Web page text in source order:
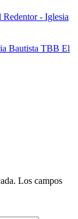
Los campos